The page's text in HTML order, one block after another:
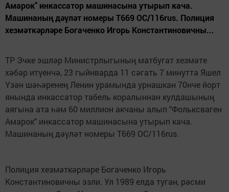
Амарок" инкассатор машинасына утырып кача.
Машинаның дәүләт номеры Т669 ОС/116rus. Полиция
хезмәткәрләре Богаченко Игорь Константиновичны...
ТР Эчке эшләр Министрлыгының матбугат хезмәте
хәбәр итүенчә, 23 гыйнварда 11 сәгать 7 минутта Яшел
Үзән шәһәренең Ленин урамында урнашкан 70нче йорт
янында инкассатор табель коралыннан кулдашының
аягына ата һәм 60 миллион акчаны алып "Фольксваген
Амарок" инкассатор машинасына утырып кача.
Машинаның дәүләт номеры Т669 ОС/116rus.
Полиция хезмәткәрләре Богаченко Игорь
Константиновичны эзли. Ул 1989 елда туган, рәсми